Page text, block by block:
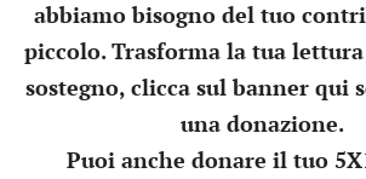
abbiamo bisogno del tuo
piccolo. Trasforma la tua
sostegno, clicca sul banner qui
una donazione.
Puoi anche donare il tuo